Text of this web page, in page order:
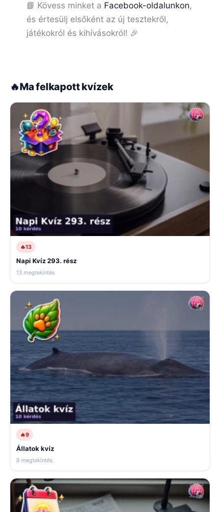
📘 Kövess minket a Facebook-oldalunkon,
és értesülj elsőként az új tesztekről,
játékokról és kihívásokról! 🎉
🔥Ma felkapott kvízek
🔥13
Napi Kvíz 293. rész
13 megtekintés
🔥9
Állatok kvíz
9 megtekintés